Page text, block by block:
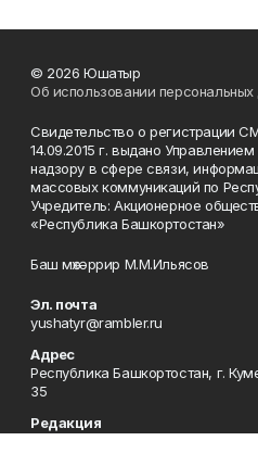
© 2026 Юшатыр
Об использовании персональных
Свидетельство о регистрации
14.09.2015 г. выдано
надзору в сфере связи,
массовых коммуникаций по
Учредитель: Акционерное
«Республика Башкортостан»
Баш мөхәррир М.М.Ильясов
Эл. почта
yushatyr@rambler.ru
Адрес
Республика Башкортостан, г.
35
Редакция